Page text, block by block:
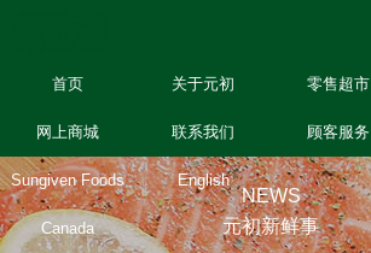
首页 关于元初 零售超市
网上商城 联系我们 顾客服务
Sungiven Foods
Canada
English
NEWS
元初新鲜事